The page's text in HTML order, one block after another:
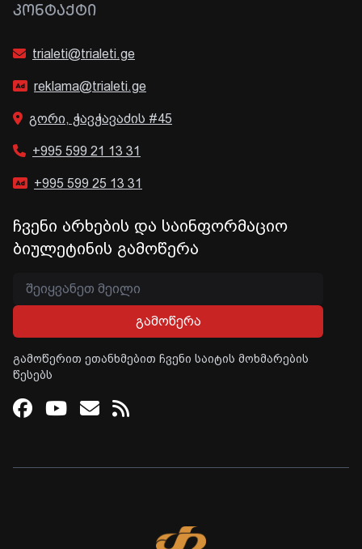
ᲙᲝᲜᲢᲐᲥᲢᲘ
trialeti@trialeti.ge
reklama@trialeti.ge
გორი, ჭავჭავაძის #45
+995 599 21 13 31
+995 599 25 13 31
ჩვენი არხების და საინფორმაციო
ბიულეტინის გამოწერა
გამოწერა
გამოწერით ეთანხმებით ჩვენი საიტის მოხმარების
წესებს
Facebook
Youtube
Email
RSS